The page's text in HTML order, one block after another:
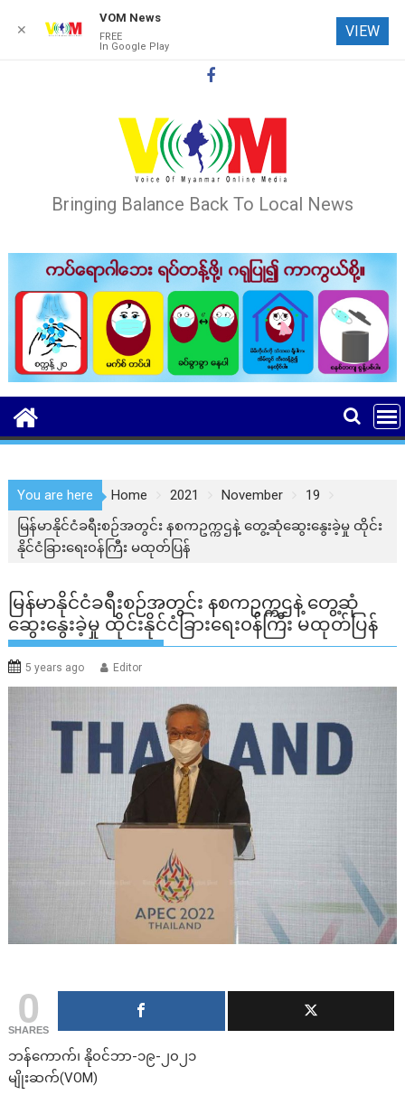
Bringing Balance Back To Local News
You are here Home 2021 November
19
မြန်မာနိုင်ငံခရီးစဉ်အတွင်း နစကဥက္ကဌနဲ့ တွေ့ဆုံဆွေးနွေးခဲ့မှု ထိုင်း
နိုင်ငံခြားရေး၀န်ကြီး မထုတ်ပြန်
မြန်မာနိုင်ငံခရီးစဉ်အတွင်း နစကဥက္ကဌနဲ့ တွေ့ဆုံ
ဆွေးနွေးခဲ့မှု ထိုင်းနိုင်ငံခြားရေး၀န်ကြီး မထုတ်ပြန်
5 years ago Editor
0
SHARES
ဘန်ကောက်၊ နို၀င်ဘာ-၁၉-၂၀၂၁
မျိုးဆက်(VOM)
✕
VOM News
FREE
In Google Play
VIEW